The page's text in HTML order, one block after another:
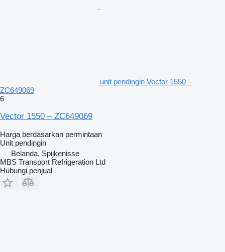
unit pendingin Vector 1550 –
ZC649069
6
Vector 1550 – ZC649069
Harga berdasarkan permintaan
Unit pendingin
Belanda, Spijkenisse
MBS Transport Refrigeration Ltd
Hubungi penjual